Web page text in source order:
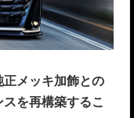
正メッキ加飾との
を再構築するこ